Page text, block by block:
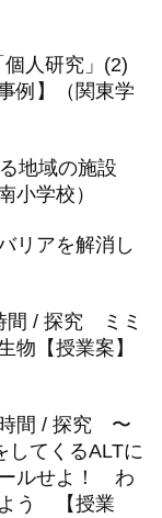
人研究」(2)
例】（関東学
地域の施設
小学校）
リアを解消し
間 / 探究 ミミ
【授業案】
間 / 探究 〜
してくるALTに
ルせよ！ わ
よう 【授業